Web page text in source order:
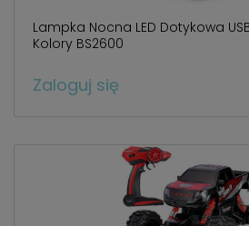
Lampka Nocna LED Dotykowa
Kolory BS2600
Zaloguj się